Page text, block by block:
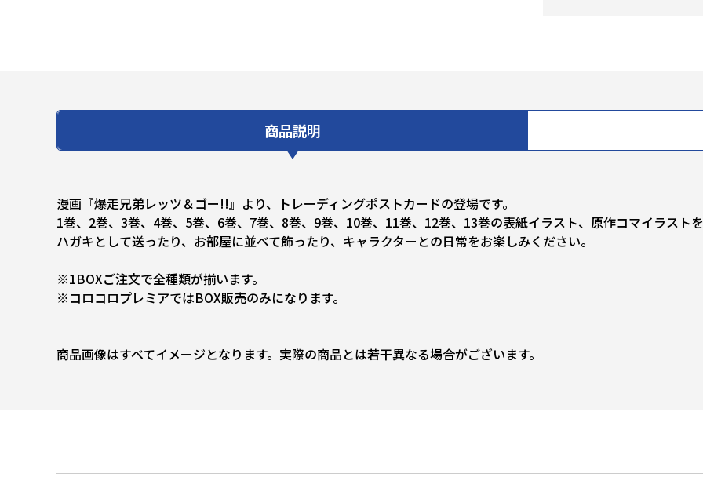
商品説明
漫画『爆走兄弟レッツ＆ゴー!!』より、トレーディングポストカードの登場です。
1巻、2巻、3巻、4巻、5巻、6巻、7巻、8巻、9巻、10巻、11巻、12巻、13巻の表紙イラスト、原作コマイラスト
ハガキとして送ったり、お部屋に並べて飾ったり、キャラクターとの日常をお楽しみください。
※1BOXご注文で全種類が揃います。
※コロコロプレミアではBOX販売のみになります。
商品画像はすべてイメージとなります。実際の商品とは若干異なる場合がございます。